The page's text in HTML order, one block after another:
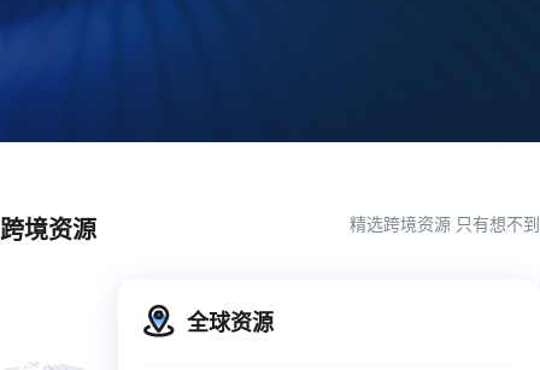
跨境资源 精选跨境资源 只有想不到
全球资源